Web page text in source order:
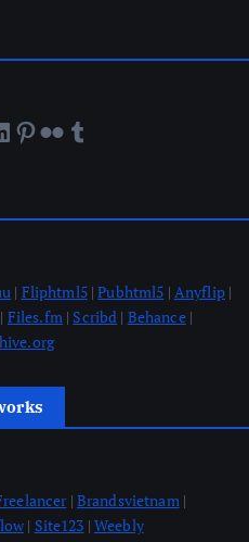
Pinterest Flickr Tumblr
| Fliphtml5|Pubhtml5 | Anyflip|
| Files.fm| Scribd | Behance|
| Brandsvietnam|
| Site123 | Weebly